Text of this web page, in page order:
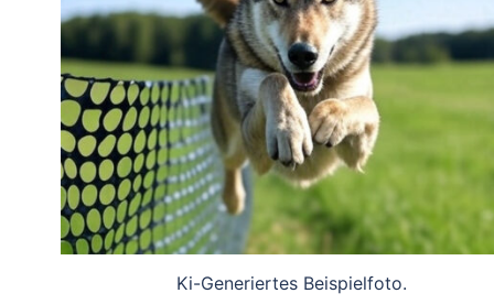
Ki-Generiertes Beispielfoto.